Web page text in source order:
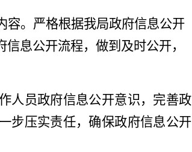
容。严格根据我局政府信息公开
息公开流程，做到及时公开，
人员政府信息公开意识，完善政
步压实责任，确保政府信息公开